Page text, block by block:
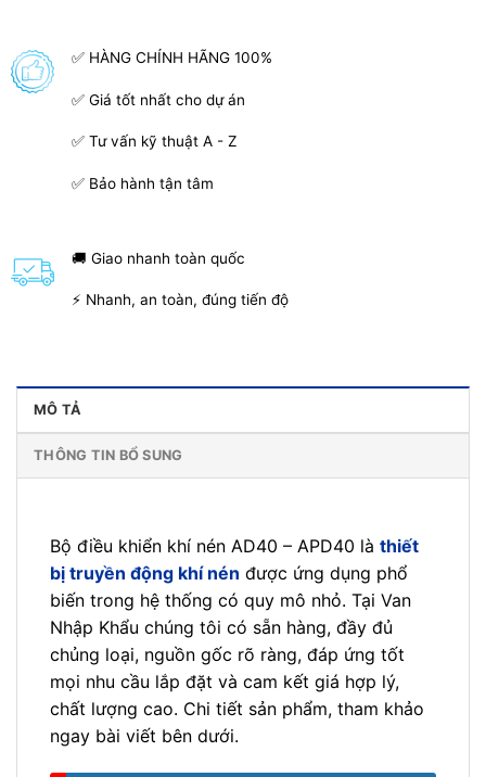
✅ HÀNG CHÍNH HÃNG 100%
✅ Giá tốt nhất cho dự án
✅ Tư vấn kỹ thuật A - Z
✅ Bảo hành tận tâm
🚚 Giao nhanh toàn quốc
⚡ Nhanh, an toàn, đúng tiến độ
MÔ TẢ
THÔNG TIN BỔ SUNG
Bộ điều khiển khí nén AD40 – APD40 là thiết
bị truyền động khí nén được ứng dụng phổ
biến trong hệ thống có quy mô nhỏ. Tại Van
Nhập Khẩu chúng tôi có sẵn hàng, đầy đủ
chủng loại, nguồn gốc rõ ràng, đáp ứng tốt
mọi nhu cầu lắp đặt và cam kết giá hợp lý,
chất lượng cao. Chi tiết sản phẩm, tham khảo
ngay bài viết bên dưới.